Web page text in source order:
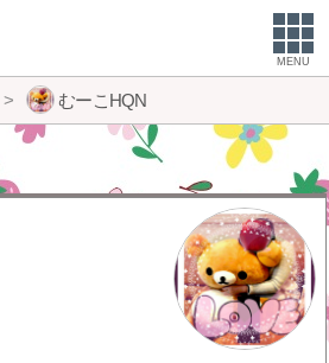
MENU
むーこHQN